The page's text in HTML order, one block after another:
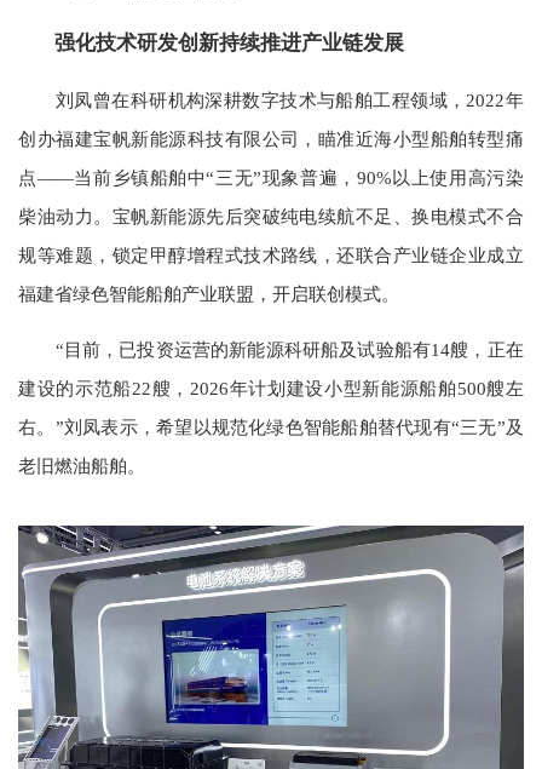
强化技术研发创新持续推进产业链发展
刘凤曾在科研机构深耕数字技术与船舶工程领域，2022年
创办福建宝帆新能源科技有限公司，瞄准近海小型船舶转型痛
点——当前乡镇船舶中“三无”现象普遍，90%以上使用高污染
柴油动力。宝帆新能源先后突破纯电续航不足、换电模式不合
规等难题，锁定甲醇增程式技术路线，还联合产业链企业成立
福建省绿色智能船舶产业联盟，开启联创模式。
“目前，已投资运营的新能源科研船及试验船有14艘，正在
建设的示范船22艘，2026年计划建设小型新能源船舶500艘左
右。”刘凤表示，希望以规范化绿色智能船舶替代现有“三无”及
老旧燃油船舶。